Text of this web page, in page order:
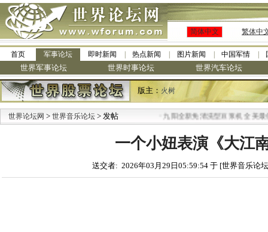
简体中文 繁体中
首页 军事论坛 即时新闻 热点新闻 图片新闻 中国军情
世界军事论坛 世界时事论坛 世界汽车论坛
版主： 火树
世界论坛网 > 世界音乐论坛 > 发帖 九阳全新免清洗型豆浆机 全美最低
一个小妞表演《大江
送交者: 2026年03月29日05:59:54 于 [世界音乐论